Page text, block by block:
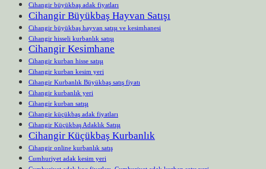
Cihangir büyükbaş adak fiyatları
Cihangir Büyükbaş Hayvan Satışı
Cihangir büyükbaş hayvan satışı ve kesimhanesi
Cihangir hisseli kurbanlık satışı
Cihangir Kesimhane
Cihangir kurban hisse satışı
Cihangir kurban kesim yeri
Cihangir Kurbanlık Büyükbaş satış fiyatı
Cihangir kurbanlık yeri
Cihangir kurban satışı
Cihangir küçükbaş adak fiyatları
Cihangir Küçükbaş Adaklık Satışı
Cihangir Küçükbaş Kurbanlık
Cihangir online kurbanlık satış
Cumhuriyet adak kesim yeri